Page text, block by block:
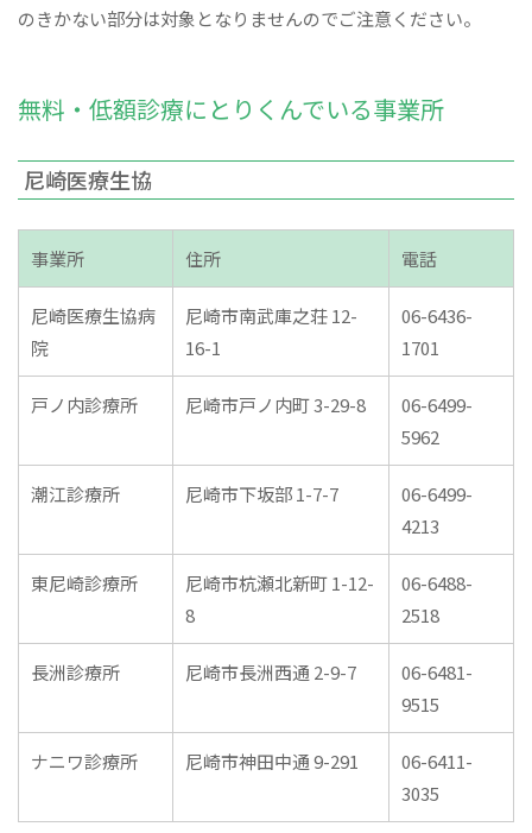
のきかない部分は対象となりませんのでご注意ください。
無料・低額診療にとりくんでいる事業所
尼崎医療生協
事業所 住所 電話
尼崎医療生協病
院
尼崎市南武庫之荘 12-
16-1
06-6436-
1701
戸ノ内診療所 尼崎市戸ノ内町 3-29-8
06-6499-
5962
潮江診療所 尼崎市下坂部 1-7-7
06-6499-
4213
東尼崎診療所
尼崎市杭瀬北新町 1-12-
8
06-6488-
2518
長洲診療所 尼崎市長洲西通 2-9-7
06-6481-
9515
ナニワ診療所 尼崎市神田中通 9-291
06-6411-
3035